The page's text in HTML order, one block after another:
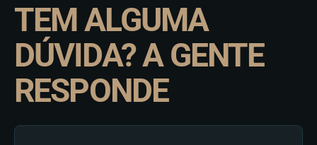
TEM ALGUMA
DÚVIDA? A GENTE
RESPONDE